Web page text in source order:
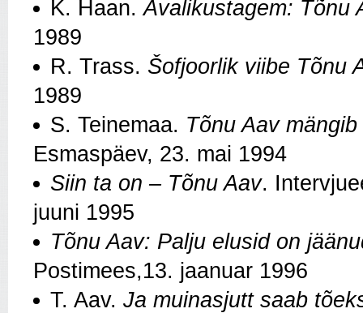
K. Haan.Avalikustagem: Tõnu
1989
R. Trass. Šofjoorlik viibe Tõnu
1989
S. Teinemaa. Tõnu Aav
Esmaspäev, 23. mai 1994
Siin ta on – Tõnu Aav.
juuni 1995
Tõnu Aav: Palju elusid on
Postimees,13. jaanuar 1996
T. Aav. Ja muinasjutt saab